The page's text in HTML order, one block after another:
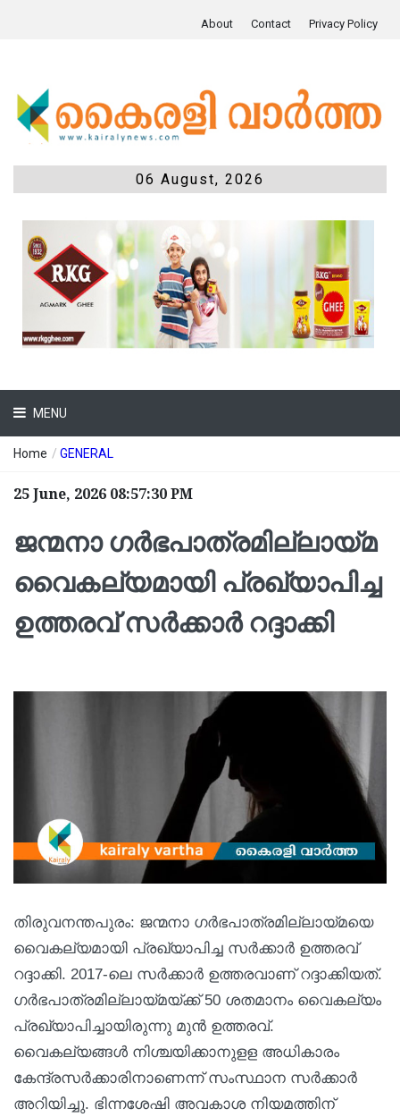
About Contact Privacy Policy
06 August, 2026
MENU
Home / GENERAL
25 June, 2026 08:57:30 PM
ജന്മനാ ഗര്‍ഭപാത്രമില്ലായ്മ
വൈകല്യമായി പ്രഖ്യാപിച്ച
ഉത്തരവ് സര്‍ക്കാര്‍ റദ്ദാക്കി
തിരുവനന്തപുരം: ജന്മനാ ഗര്‍ഭപാത്രമില്ലായ്മയെ
വൈകല്യമായി പ്രഖ്യാപിച്ച സര്‍ക്കാര്‍ ഉത്തരവ്
റദ്ദാക്കി. 2017-ലെ സര്‍ക്കാര്‍ ഉത്തരവാണ് റദ്ദാക്കിയത്.
ഗര്‍ഭപാത്രമില്ലായ്മയ്ക്ക് 50 ശതമാനം വൈകല്യം
പ്രഖ്യാപിച്ചായിരുന്നു മുന്‍ ഉത്തരവ്.
വൈകല്യങ്ങള്‍ നിശ്ചയിക്കാനുളള അധികാരം
കേന്ദ്രസര്‍ക്കാരിനാണെന്ന് സംസ്ഥാന സര്‍ക്കാര്‍
അറിയിച്ചു. ഭിന്നശേഷി അവകാശ നിയമത്തിന്